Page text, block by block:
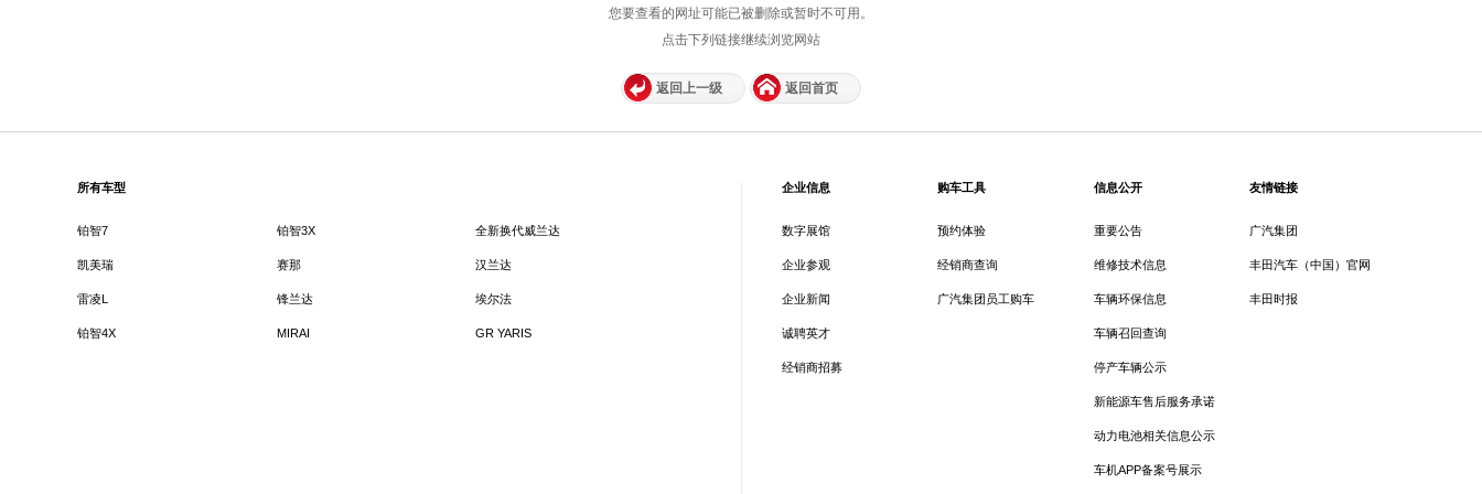
您要查看的网址可能已被删除或暂时不可用。
点击下列链接继续浏览网站
返回上一级 返回首页
所有车型
铂智7 铂智3X 全新换代威兰达
凯美瑞 赛那 汉兰达
雷凌L 锋兰达 埃尔法
铂智4X MIRAI GR YARIS
企业信息
数字展馆
企业参观
企业新闻
诚聘英才
经销商招募
购车工具
预约体验
经销商查询
广汽集团员工购车
信息公开
重要公告
维修技术信息
车辆环保信息
车辆召回查询
停产车辆公示
新能源车售后服务承诺
动力电池相关信息公示
车机APP备案号展示
友情链接
广汽集团
丰田汽车（中国）官网
丰田时报